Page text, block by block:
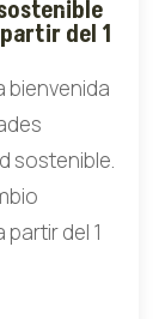
del 1
bienvenida
sostenible.
del 1